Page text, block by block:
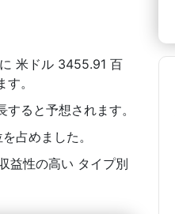
米ドル 3455.91 百
。
ると予想されます。
占めました。
益性の高い タイプ別